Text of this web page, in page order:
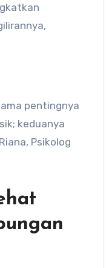
pentingnya
keduanya
Psikolog